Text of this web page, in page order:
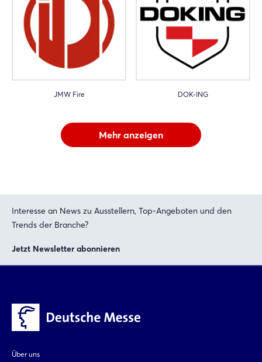
JMW Fire DOK-ING
Mehr anzeigen
Interesse an News zu Ausstellern, Top-Angeboten und den
Trends der Branche?
Jetzt Newsletter abonnieren
Über uns